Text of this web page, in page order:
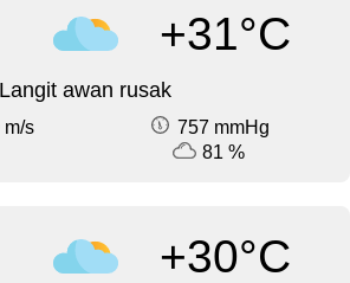
+31°C
Langit awan rusak
m/s
757 mmHg
81 %
+30°C